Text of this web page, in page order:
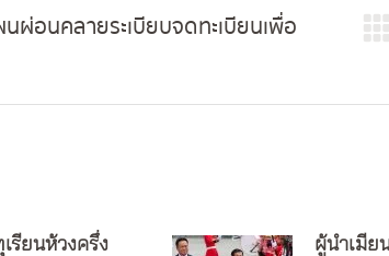
อนคลายระเบียบจดทะเบียนเพื่อ
รียนห้วงครึ่ง
ผู้นำเมีย